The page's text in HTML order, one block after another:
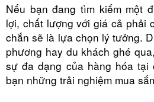
Nếu bạn đang tìm kiếm một
lợi, chất lượng với giá cả phải
chắn sẽ là lựa chọn lý tưởng.
phương hay du khách ghé
sự đa dạng của hàng hóa tại
bạn những trải nghiệm mua